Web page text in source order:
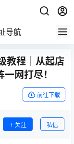
导航
教程｜从起店
网打尽！
前往下载
关注 私信